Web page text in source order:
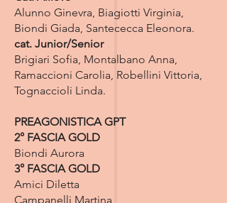
Alunno Ginevra, Biagiotti Virginia,
Biondi Giada, Santececca Eleonora.
cat. Junior/Senior
Brigiari Sofia, Montalbano Anna,
Ramaccioni Carolia, Robellini Vittoria,
Tognaccioli Linda.
PREAGONISTICA GPT
2° FASCIA GOLD
Biondi Aurora
3° FASCIA GOLD
Amici Diletta
Campanelli Martina